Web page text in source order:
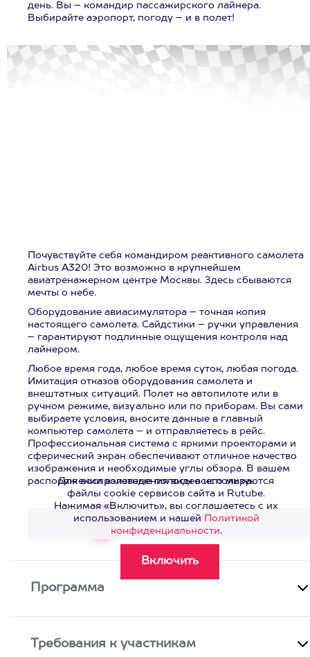
день. Вы – командир пассажирского лайнера.
Выбирайте аэропорт, погоду – и в полет!
Почувствуйте себя командиром реактивного самолета
Airbus A320! Это возможно в крупнейшем
авиатренажерном центре Москвы. Здесь сбываются
мечты о небе.
Оборудование авиасимулятора – точная копия
настоящего самолета. Сайдстики – ручки управления
– гарантируют подлинные ощущения контроля над
лайнером.
Любое время года, любое время суток, любая погода.
Имитация отказов оборудования самолета и
внештатных ситуаций. Полет на автопилоте или в
ручном режиме, визуально или по приборам. Вы сами
выбираете условия, вносите данные в главный
компьютер самолета – и отправляетесь в рейс.
Профессиональная система с яркими проекторами и
сферический экран обеспечивают отличное качество
изображения и необходимые углы обзора. В вашем
распоряжении взлетные полосы всего мира.
Смотреть видео>
Для воспроизведения видео используются
файлы cookie сервисов сайта и Rutube.
Нажимая «Включить», вы соглашаетесь с их
использованием и нашей Политикой
конфиденциальности.
Программа
Требования к участникам